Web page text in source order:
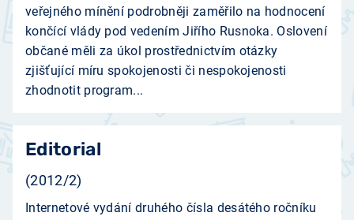
veřejného mínění podrobněji zaměřilo na hodnocení
končící vlády pod vedením Jiřího Rusnoka. Oslovení
občané měli za úkol prostřednictvím otázky
zjišťující míru spokojenosti či nespokojenosti
zhodnotit program...
Editorial
(2012/2)
Internetové vydání druhého čísla desátého ročníku